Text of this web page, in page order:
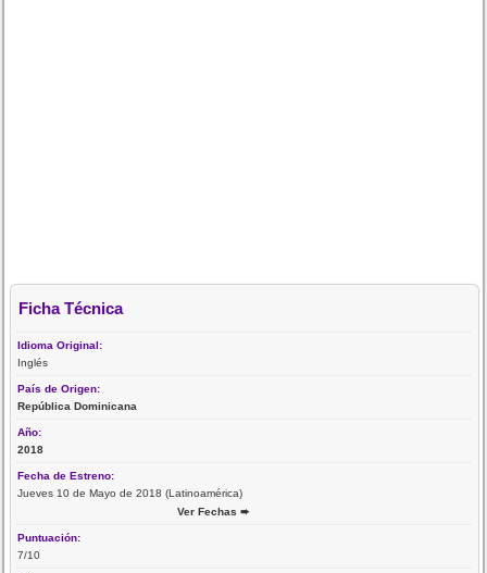
Ficha Técnica
Idioma Original:
Inglés
País de Origen:
República Dominicana
Año:
2018
Fecha de Estreno:
Jueves 10 de Mayo de 2018 (Latinoamérica)
Ver Fechas ➨
Puntuación:
7/10